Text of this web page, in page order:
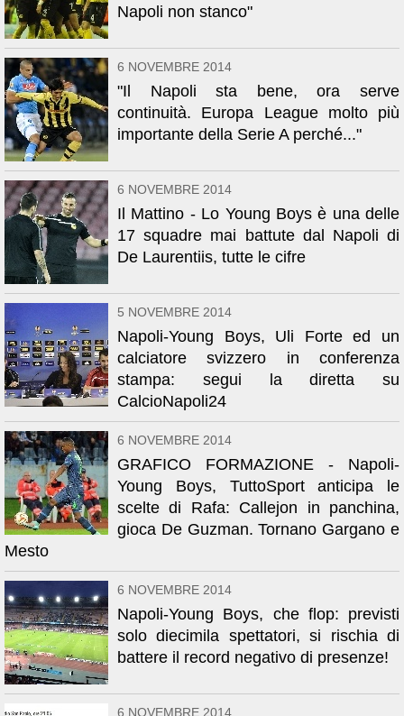
Napoli non stanco"
6 NOVEMBRE 2014
"Il Napoli sta bene, ora serve
continuità. Europa League molto più
importante della Serie A perché..."
6 NOVEMBRE 2014
Il Mattino - Lo Young Boys è una delle
17 squadre mai battute dal Napoli di
De Laurentiis, tutte le cifre
5 NOVEMBRE 2014
Napoli-Young Boys, Uli Forte ed un
calciatore svizzero in conferenza
stampa: segui la diretta su
CalcioNapoli24
6 NOVEMBRE 2014
GRAFICO FORMAZIONE - Napoli-
Young Boys, TuttoSport anticipa le
scelte di Rafa: Callejon in panchina,
gioca De Guzman. Tornano Gargano e
Mesto
6 NOVEMBRE 2014
Napoli-Young Boys, che flop: previsti
solo diecimila spettatori, si rischia di
battere il record negativo di presenze!
6 NOVEMBRE 2014